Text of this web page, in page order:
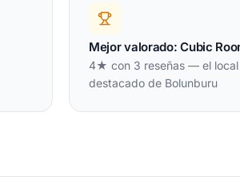
Mejor valorado: Cubic
4★ con 3 reseñas — el local
destacado de Bolunburu